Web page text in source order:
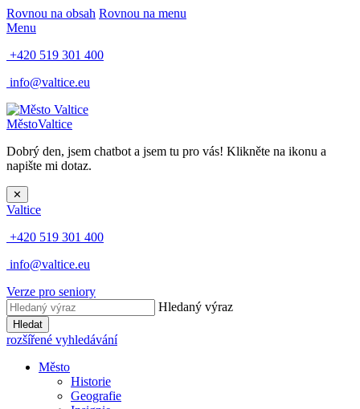
Rovnou na obsah Rovnou na menu
Menu
+420 519 301 400
info@valtice.eu
MěstoValtice
Dobrý den, jsem chatbot a jsem tu pro vás! Klikněte na ikonu a
napište mi dotaz.
✕
Valtice
+420 519 301 400
info@valtice.eu
Verze pro seniory
Hledaný výraz
Hledat
rozšířené vyhledávání
Město
Historie
Geografie